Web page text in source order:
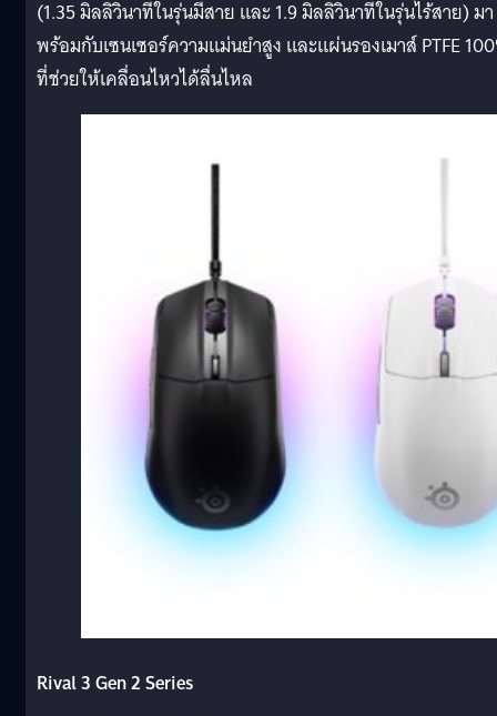
(1.35 มิลลิวินาทีในรุ่นมีสาย และ 1.9 มิลลิวินาทีในรุ่นไร้สาย) มา
พร้อมกับเซนเซอร์ความแม่นยำสูง และแผ่นรองเมาส์ PTFE
ที่ช่วยให้เคลื่อนไหวได้ลื่นไหล
Rival 3 Gen 2 Series